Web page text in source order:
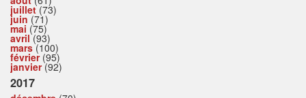
juillet(73)
juin (71)
mai (75)
avril(93)
mars(100)
février(95)
janvier(92)
2017